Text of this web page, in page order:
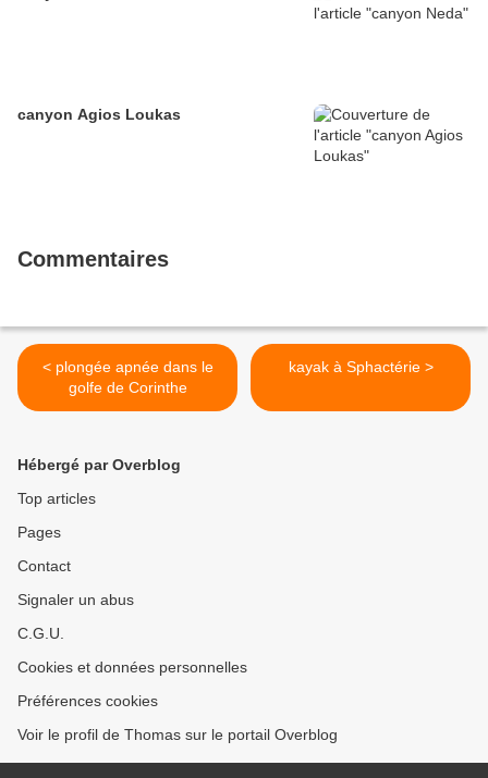
canyon Agios Loukas
Commentaires
< plongée apnée dans le
golfe de Corinthe
kayak à Sphactérie >
Hébergé par Overblog
Top articles
Pages
Contact
Signaler un abus
C.G.U.
Cookies et données personnelles
Préférences cookies
Voir le profil de Thomas sur le portail Overblog